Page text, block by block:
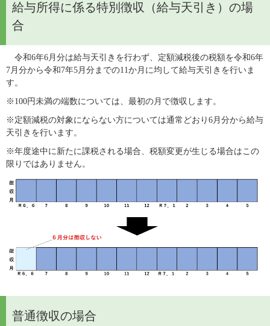
給与所得に係る特別徴収（給与天引き）の場
合
令和6年6月分は給与天引きを行わず、定額減税後の税額を令和6年
7月分から令和7年5月分までの11か月に均して給与天引きを行いま
す。
※100円未満の端数については、最初の月で徴収します。
※定額減税の対象にならない方については通常どおり6月分から給与
天引きを行います。
※年度途中に新たに課税される場合、税額変更が生じる場合はこの
限りではありません。
普通徴収の場合